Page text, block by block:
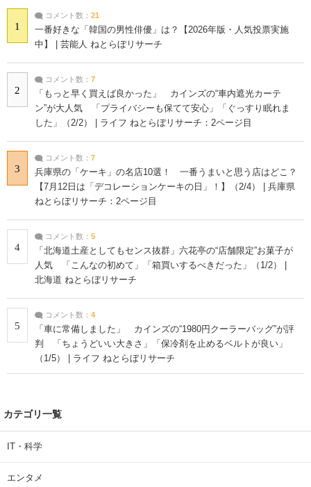
1
コメント数： 21
一番好きな「韓国の男性俳優」は？【2026年版・人気投票実施
中】 | 芸能人 ねとらぼリサーチ
2
コメント数： 7
「もっと早く買えば良かった」 カインズの“車内遮光カーテ
ン”が大人気 「プライバシーも保てて安心」「ぐっすり眠れま
した」（2/2） | ライフ ねとらぼリサーチ：2ページ目
3
コメント数： 7
兵庫県の「ケーキ」の名店10選！ 一番うまいと思う店はどこ？
【7月12日は「デコレーションケーキの日」！】（2/4） | 兵庫県
ねとらぼリサーチ：2ページ目
4
コメント数： 5
「北海道土産としてもセンス抜群」六花亭の“店舗限定”お菓子が
人気 「こんなの初めて」「箱買いするべきだった」（1/2） |
北海道 ねとらぼリサーチ
5
コメント数： 4
「車に常備しました」 カインズの“1980円クーラーバッグ”が評
判 「ちょうどいい大きさ」「保冷剤を止めるベルトが良い」
（1/5） | ライフ ねとらぼリサーチ
カテゴリ一覧
IT・科学
エンタメ